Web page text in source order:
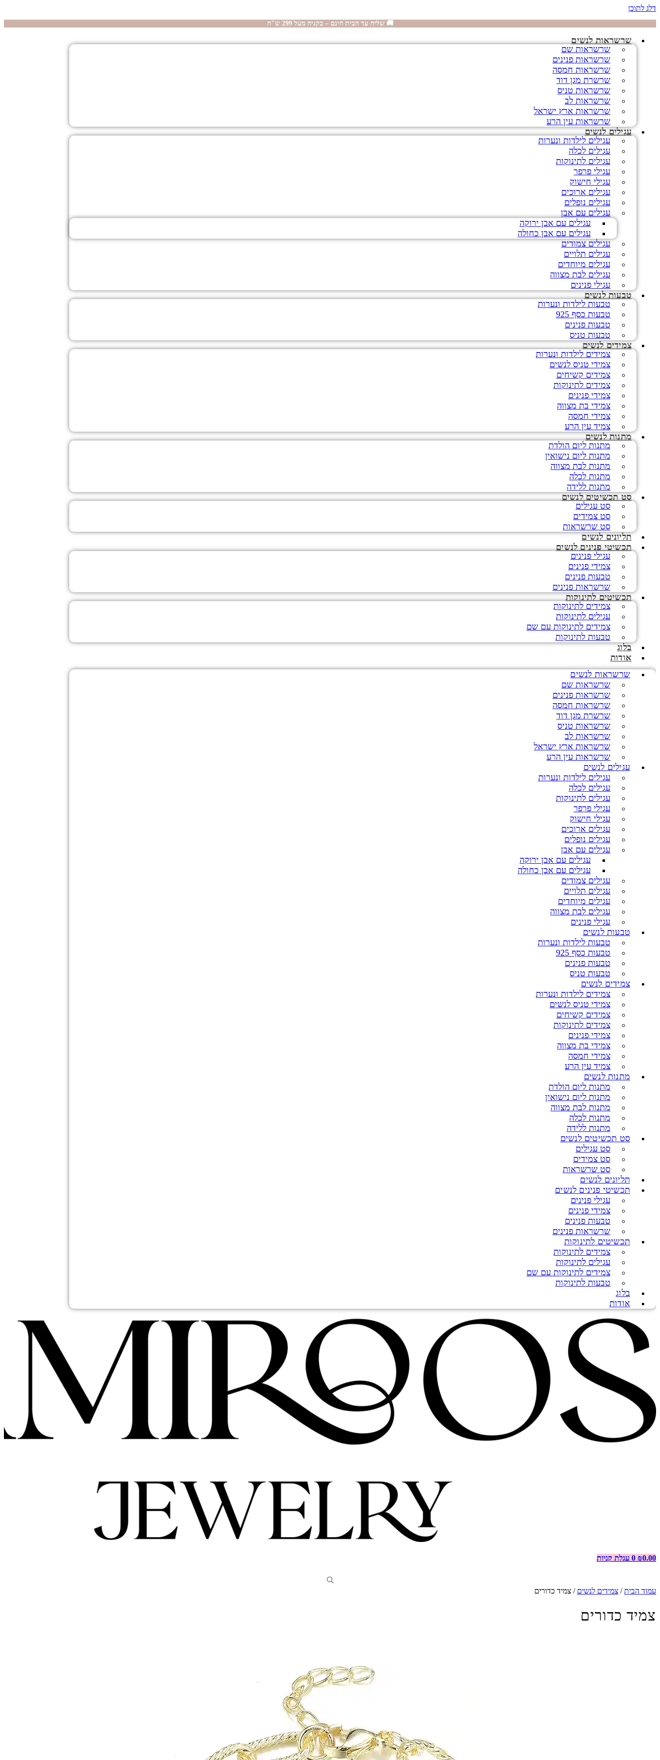
דלג לתוכן
🚚 שליח עד הבית חינם – בקניה מעל 299 ש"ח
שרשראות לנשים
שרשראות שם
שרשראות פנינים
שרשראות חמסה
שרשרת מגן דוד
שרשראות טניס
שרשראות לב
שרשראות ארץ ישראל
שרשראות עין הרע
עגילים לנשים
עגילים לילדות ונערות
עגילים לכלה
עגילים לתינוקות
עגילי פרפר
עגילי חישוק
עגילים ארוכים
עגילים נופלים
עגילים עם אבן
עגילים עם אבן ירוקה
עגילים עם אבן כחולה
עגילים צמודים
עגילים תלויים
עגילים מיוחדים
עגילים לבת מצווה
עגילי פנינים
טבעות לנשים
טבעות לילדות ונערות
טבעות כסף 925
טבעות פנינים
טבעות טניס
צמידים לנשים
צמידים לילדות ונערות
צמידי טניס לנשים
צמידים קשיחים
צמידים לתינוקות
צמידי פנינים
צמידי בת מצווה
צמידי חמסה
צמיד עין הרע
מתנות לנשים
מתנות ליום הולדת
מתנות ליום נישואין
מתנות לבת מצווה
מתנות לכלה
מתנות ללידה
סט תכשיטים לנשים
סט עגילים
סט צמידים
סט שרשראות
תליונים לנשים
תכשיטי פנינים לנשים
עגילי פנינים
צמידי פנינים
טבעות פנינים
שרשראות פנינים
תכשיטים לתינוקות
צמידים לתינוקות
עגילים לתינוקות
צמידים לתינוקות עם שם
טבעות לתינוקות
בלוג
אודות
שרשראות לנשים
שרשראות שם
שרשראות פנינים
שרשראות חמסה
שרשרת מגן דוד
שרשראות טניס
שרשראות לב
שרשראות ארץ ישראל
שרשראות עין הרע
עגילים לנשים
עגילים לילדות ונערות
עגילים לכלה
עגילים לתינוקות
עגילי פרפר
עגילי חישוק
עגילים ארוכים
עגילים נופלים
עגילים עם אבן
עגילים עם אבן ירוקה
עגילים עם אבן כחולה
עגילים צמודים
עגילים תלויים
עגילים מיוחדים
עגילים לבת מצווה
עגילי פנינים
טבעות לנשים
טבעות לילדות ונערות
טבעות כסף 925
טבעות פנינים
טבעות טניס
צמידים לנשים
צמידים לילדות ונערות
צמידי טניס לנשים
צמידים קשיחים
צמידים לתינוקות
צמידי פנינים
צמידי בת מצווה
צמידי חמסה
צמיד עין הרע
מתנות לנשים
מתנות ליום הולדת
מתנות ליום נישואין
מתנות לבת מצווה
מתנות לכלה
מתנות ללידה
סט תכשיטים לנשים
סט עגילים
סט צמידים
סט שרשראות
תליונים לנשים
תכשיטי פנינים לנשים
עגילי פנינים
צמידי פנינים
טבעות פנינים
שרשראות פנינים
תכשיטים לתינוקות
צמידים לתינוקות
עגילים לתינוקות
צמידים לתינוקות עם שם
טבעות לתינוקות
בלוג
אודות
₪0.00
0 עגלת קניות
עמוד הבית/ צמידים לנשים / צמיד כדורים
צמיד כדורים